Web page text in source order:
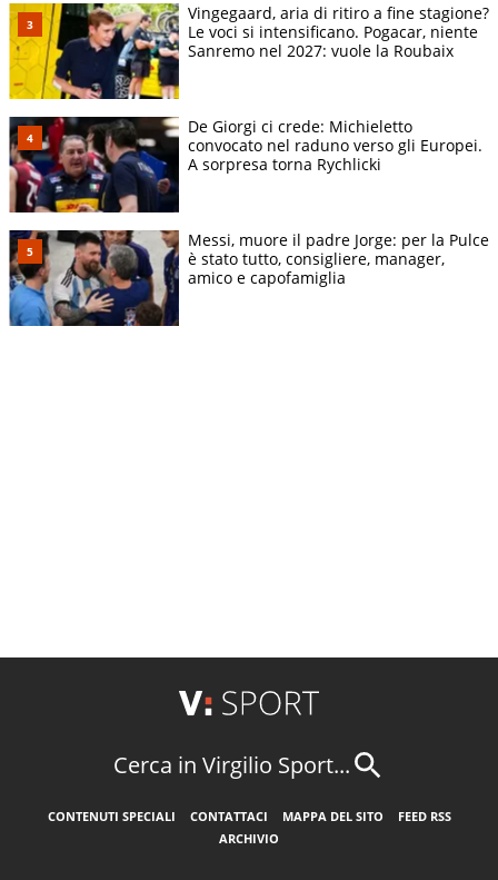
Vingegaard, aria di ritiro a fine stagione?
Le voci si intensificano. Pogacar, niente
Sanremo nel 2027: vuole la Roubaix
De Giorgi ci crede: Michieletto
convocato nel raduno verso gli Europei.
A sorpresa torna Rychlicki
Messi, muore il padre Jorge: per la Pulce
è stato tutto, consigliere, manager,
amico e capofamiglia
Cerca in Virgilio Sport...
CONTENUTI SPECIALI CONTATTACI MAPPA DEL SITO
FEED RSS
ARCHIVIO